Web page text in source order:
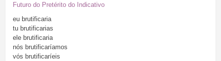
Futuro do Pretérito do Indicativo
eu brutificaria
tu brutificarias
ele brutificaria
nós brutificaríamos
vós brutificaríeis